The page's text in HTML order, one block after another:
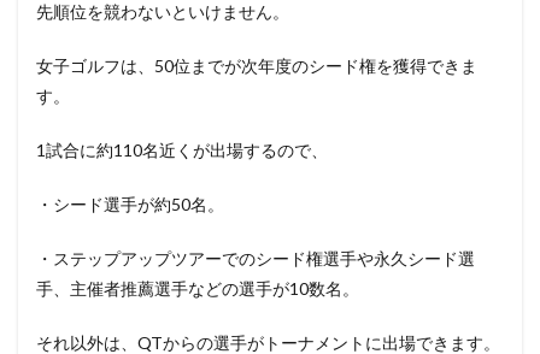
先順位を競わないといけません。
女子ゴルフは、50位までが次年度のシード権を獲得できま
す。
1試合に約110名近くが出場するので、
・シード選手が約50名。
・ステップアップツアーでのシード権選手や永久シード選
手、主催者推薦選手などの選手が10数名。
それ以外は、QTからの選手がトーナメントに出場できます。